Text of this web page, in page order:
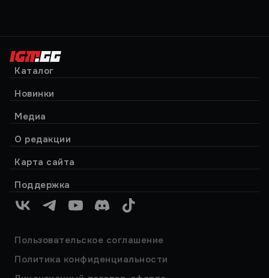
Каталог
Новинки
Медиа
О редакции
Карта сайта
Поддержка
VK TelegramYouTubeDiscordTikTok
Пользовательское соглашение
Политика конфиденциальности